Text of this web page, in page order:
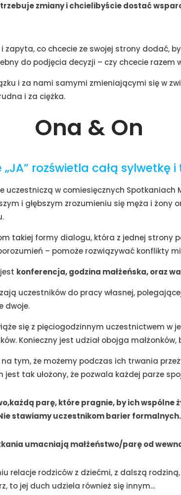
zmiany i chcielibyście dostać
co chcecie ze swojej strony dodać,
do podjęcia decyzji – czy chcecie razem
i za nami samymi zmieniającymi się w
i za ciężka.
Ona & On
„JA” rozświetla całą sylwetkę
w comiesięcznych Spotkaniach
i głębszym zrozumieniu się męża i żony
takiej formy dialogu, która z jednej strony
– pomoże rozwiązywać konflikty
konferencja, godzina małżeńska, oraz
uczestników do pracy własnej,
dwoje.
się z pięciogodzinnym uczestnictwem
Konieczny jest udział obojga małżonków,
tym, że możemy podczas ich trwania
tak ułożony, że pozwala każdej parze
parę, które pragnie, by ich wspólne
stawiamy uczestnikom barier formalnych.
umacniają małżeństwo/parę od
relacje rodziców z dziećmi, z dalszą
to jej duch udziela również się innym…